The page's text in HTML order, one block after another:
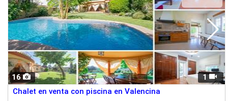
16 1
Chalet en venta con piscina en Valencina